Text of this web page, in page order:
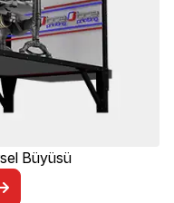
Büyüsü